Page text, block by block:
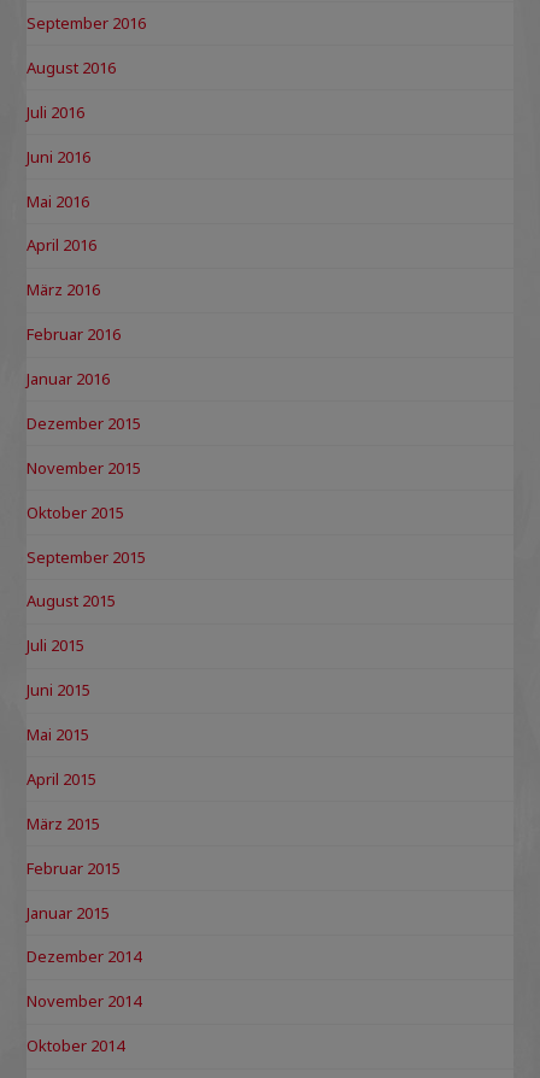
September 2016
August 2016
Juli 2016
Juni 2016
Mai 2016
April 2016
März 2016
Februar 2016
Januar 2016
Dezember 2015
November 2015
Oktober 2015
September 2015
August 2015
Juli 2015
Juni 2015
Mai 2015
April 2015
März 2015
Februar 2015
Januar 2015
Dezember 2014
November 2014
Oktober 2014